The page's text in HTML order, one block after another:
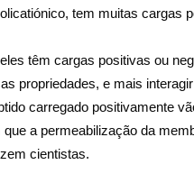
tem muitas cargas
têm cargas positivas ou
propriedades, e mais
carregado positivamente
a permeabilização da
cientistas.